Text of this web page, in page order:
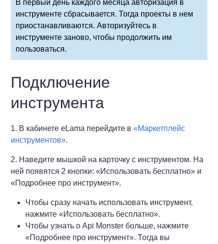
В первый день каждого месяца авторизация в
инструменте сбрасывается. Тогда проекты в нем
приостанавливаются. Авторизуйтесь в
инструменте заново, чтобы продолжить им
пользоваться.
Подключение
инструмента
1. В кабинете eLama перейдите в«Маркетплейс
инструментов».
2. Наведите мышкой на карточку с инструментом. На
ней появятся 2 кнопки: «Использовать бесплатно» и
«Подробнее про инструмент».
Чтобы сразу начать использовать инструмент,
нажмите «Использовать бесплатно».
Чтобы узнать о Api Monster больше, нажмите
«Подробнее про инструмент». Тогда вы